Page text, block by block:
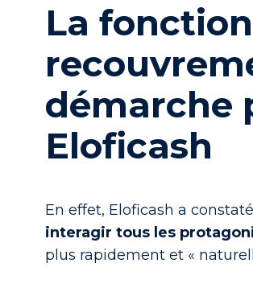
La
démarche
Eloficash
En effet, Eloficash a
interagir tous les
plus rapidement et «